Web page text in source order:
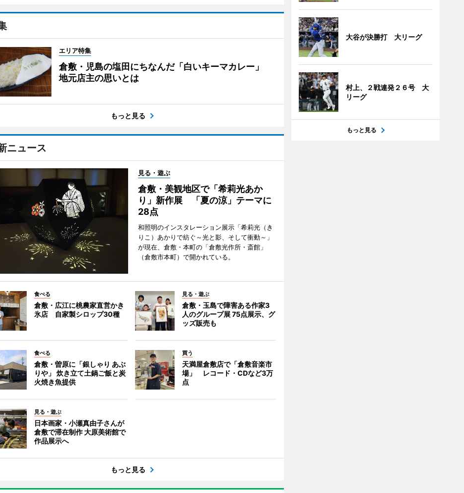
エリア特集
倉敷・児島の塩田にちなんだ「白いキーマカレー」
地元店主の思いとは
もっと見る
ニュース
見る・遊ぶ
倉敷・美観地区で「希莉光あか
り」新作展 「夏の涼」テーマに
28点
和照明のインスタレーション展示「希莉光（き
りこ）あかりで紡ぐ～光と影、そして衝動～」
が現在、倉敷・本町の「倉敷光作所・斎館」
（倉敷市本町）で開かれている。
食べる
倉敷・広江に桃農家直営かき
氷店 自家製シロップ30種
見る・遊ぶ
倉敷・玉島で障害ある作家3
人のグループ展 75点展示、グ
ッズ販売も
食べる
倉敷・曽原に「銀しゃり あぶ
りや」 炊き立て土鍋ご飯と炭
火焼き魚提供
買う
天満屋倉敷店で「倉敷音楽市
場」 レコード・CDなど3万
点
見る・遊ぶ
日本画家・小瀬真由子さんが
倉敷で滞在制作 大原美術館で
作品展示へ
もっと見る
大谷が決勝打 大リーグ
村上、２戦連発２６号 大
リーグ
もっと見る